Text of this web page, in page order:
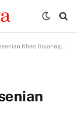
Khas Bojonegoro